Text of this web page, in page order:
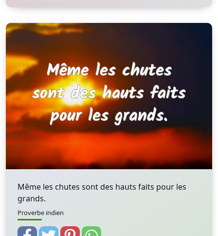
Même les chutes sont des hauts faits pour les
grands.
Proverbe indien